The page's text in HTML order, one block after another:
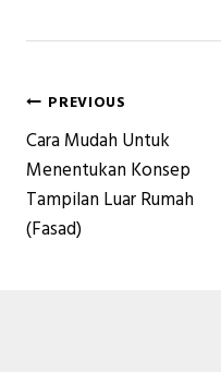
Navigasi
pos
PREVIOUS
Cara Mudah Untuk
Menentukan Konsep
Tampilan Luar Rumah
(Fasad)